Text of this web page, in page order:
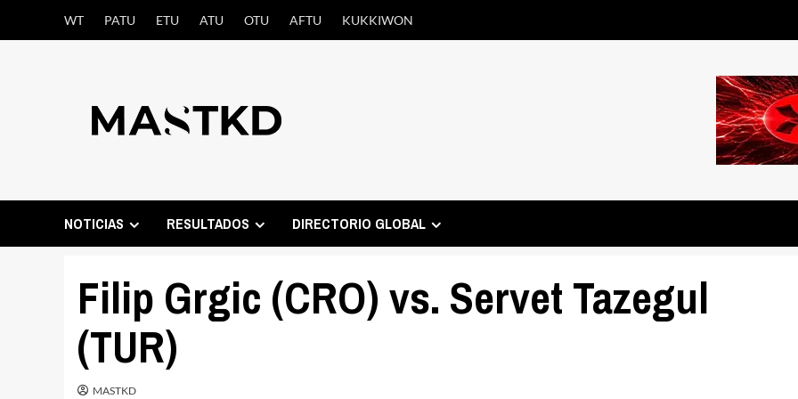
WT PATU ETU ATU OTU AFTU KUKKIWON
NOTICIAS RESULTADOS DIRECTORIO GLOBAL
Filip Grgic (CRO) vs. Servet Tazegul
(TUR)
MASTKD